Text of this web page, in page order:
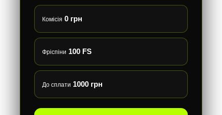
Комісія 0 грн
Фріспіни 100 FS
До сплати 1000 грн